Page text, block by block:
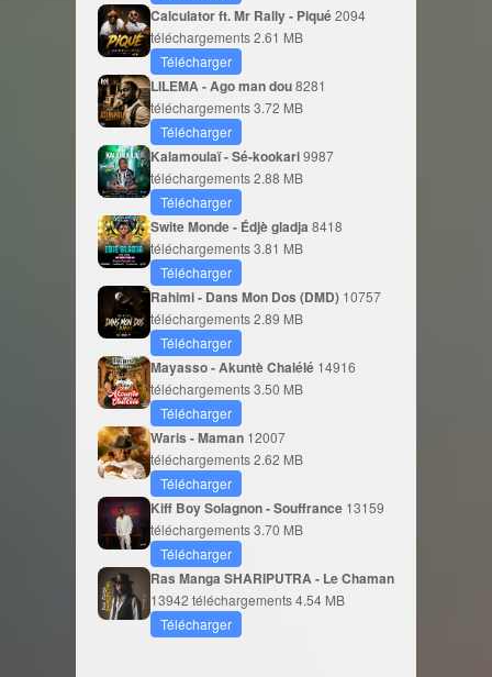
Calculator ft. Mr Rally - Piqué2094
téléchargements2.61 MB
Télécharger
LILEMA - Ago man dou8281
téléchargements3.72 MB
Télécharger
Kalamoulaï - Sé-kookari9987
téléchargements2.88 MB
Télécharger
Swite Monde - Édjè gladja 8418
téléchargements3.81 MB
Télécharger
Rahimi - Dans Mon Dos (DMD) 10757
téléchargements2.89 MB
Télécharger
Mayasso - Akuntè Chalélé 14916
téléchargements3.50 MB
Télécharger
Waris - Maman 12007
téléchargements2.62 MB
Télécharger
Kiff Boy Solagnon - Souffrance 13159
téléchargements3.70 MB
Télécharger
Ras Manga SHARIPUTRA - Le Chaman
13942 téléchargements4.54 MB
Télécharger